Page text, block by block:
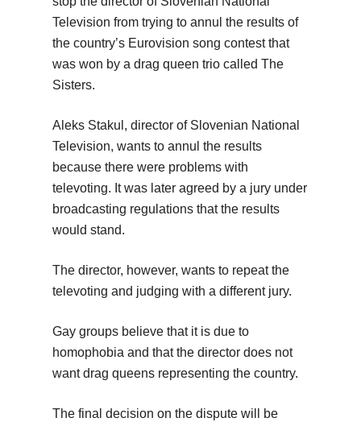
Television from trying to annul the results of
the country’s Eurovision song contest that
was won by a drag queen trio called The
Sisters.
Aleks Stakul, director of Slovenian National
Television, wants to annul the results
because there were problems with
televoting. It was later agreed by a jury under
broadcasting regulations that the results
would stand.
The director, however, wants to repeat the
televoting and judging with a different jury.
Gay groups believe that it is due to
homophobia and that the director does not
want drag queens representing the country.
The final decision on the dispute will be